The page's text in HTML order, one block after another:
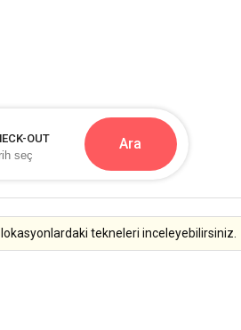
OUT Ara
tekneleri inceleyebilirsiniz.